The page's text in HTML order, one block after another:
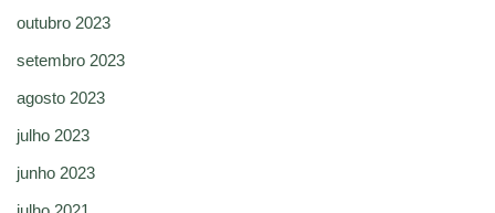
outubro 2023
setembro 2023
agosto 2023
julho 2023
junho 2023